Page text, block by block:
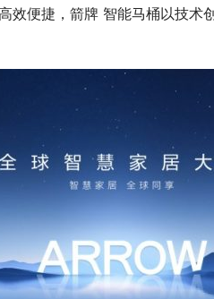
效便捷，箭牌 智能马桶以技术